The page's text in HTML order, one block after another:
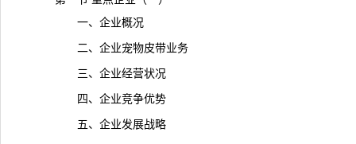
一、企业概况
二、企业宠物皮带业务
三、企业经营状况
四、企业竞争优势
五、企业发展战略